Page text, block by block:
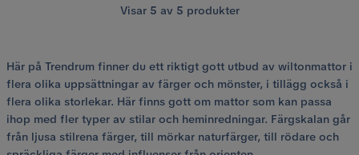
Visar 5 av 5 produkter
Här på Trendrum finner du ett riktigt gott utbud av wiltonmattor i
flera olika uppsättningar av färger och mönster, i tillägg också i
flera olika storlekar. Här finns gott om mattor som kan passa
ihop med fler typer av stilar och heminredningar. Färgskalan går
från ljusa stilrena färger, till mörkar naturfärger, till rödare och